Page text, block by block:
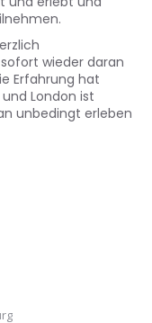
wieder daran
Erfahrung hat
London ist
unbedingt erleben